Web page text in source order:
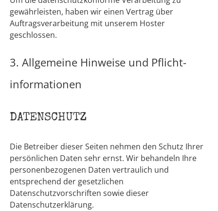
gewährleisten, haben wir einen Vertrag über
Auftragsverarbeitung mit unserem Hoster
geschlossen.
3. Allgemeine Hinweise und Pflicht­
informationen
DATENSCHUTZ
Die Betreiber dieser Seiten nehmen den Schutz Ihrer
persönlichen Daten sehr ernst. Wir behandeln Ihre
personenbezogenen Daten vertraulich und
entsprechend der gesetzlichen
Datenschutzvorschriften sowie dieser
Datenschutzerklärung.